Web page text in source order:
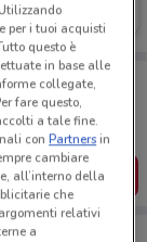
vicino a te,
comodamente
per i tuoi acquisti
questo è
in base alle
collegate,
fare questo,
a tale fine.
conPartnersin
cambiare
all’interno della
che
relativi
a